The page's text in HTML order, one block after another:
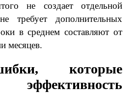
не создает отдельной
требует дополнительных
в среднем составляют от
месяцев.
которые